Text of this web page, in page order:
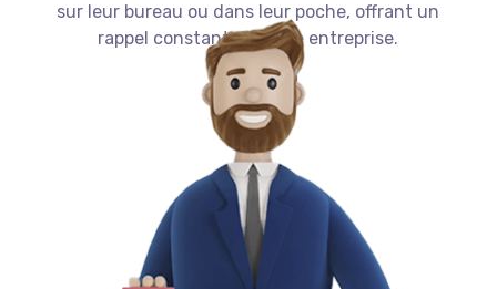
sur leur bureau ou dans leur poche, offrant un
rappel constant de votre entreprise.